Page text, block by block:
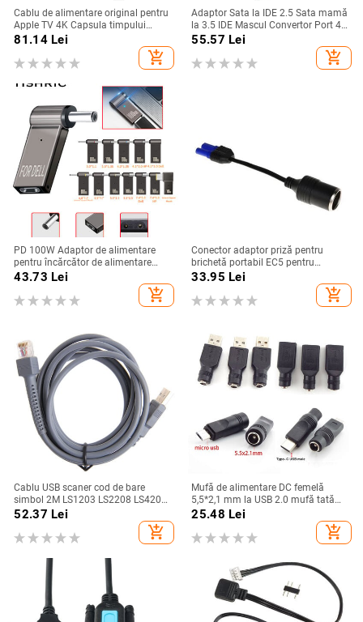
Cablu de alimentare original pentru
Apple TV 4K Capsula timpului
Apple Cablu cablu de alimentare
CA pentru PS4 PS5 Xbox Series X/S
Cablu de alimentare pentru laptop
81.14Lei
add_shopping_cart
Adaptor Sata la IDE 2.5 Sata mamă
la 3.5 IDE Mascul Convertor Port 40
PIN 1.5Gbs 2.5 la 3.5 Suport IDE
55.57 Lei
add_shopping_cart
PD 100W Adaptor de alimentare
pentru încărcător de alimentare
pentru laptop 5A 20V Conector
mamă tip C la convertizor de mufă
jack masculin DC pentru
43.73 Lei
add_shopping_cart
Conector adaptor priză pentru
brichetă portabil EC5 pentru
amplificator de baterie auto de 12 V
33.95 Lei
add_shopping_cart
Cablu USB scaner cod de bare
simbol 2M LS1203 LS2208 LS4208
LS3008 CBA-U01-S07ZAR
52.37 Lei
add_shopping_cart
Mufă de alimentare DC femelă
5,5*2,1 mm la USB 2.0 mufă tată
mirco tip c mufă femelă mufă 5V
Adaptor convertor conector pentru
laptop
25.48 Lei
add_shopping_cart